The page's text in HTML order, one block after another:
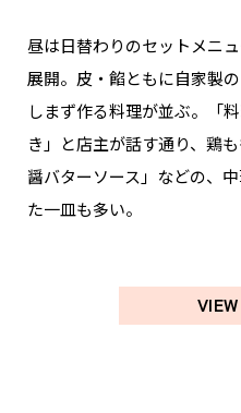
昼は日替わりのセットメニ
展開。皮・餡ともに自家製
しまず作る料理が並ぶ。「
き」と店主が話す通り、鶏
醤バターソース」などの、
た一皿も多い。